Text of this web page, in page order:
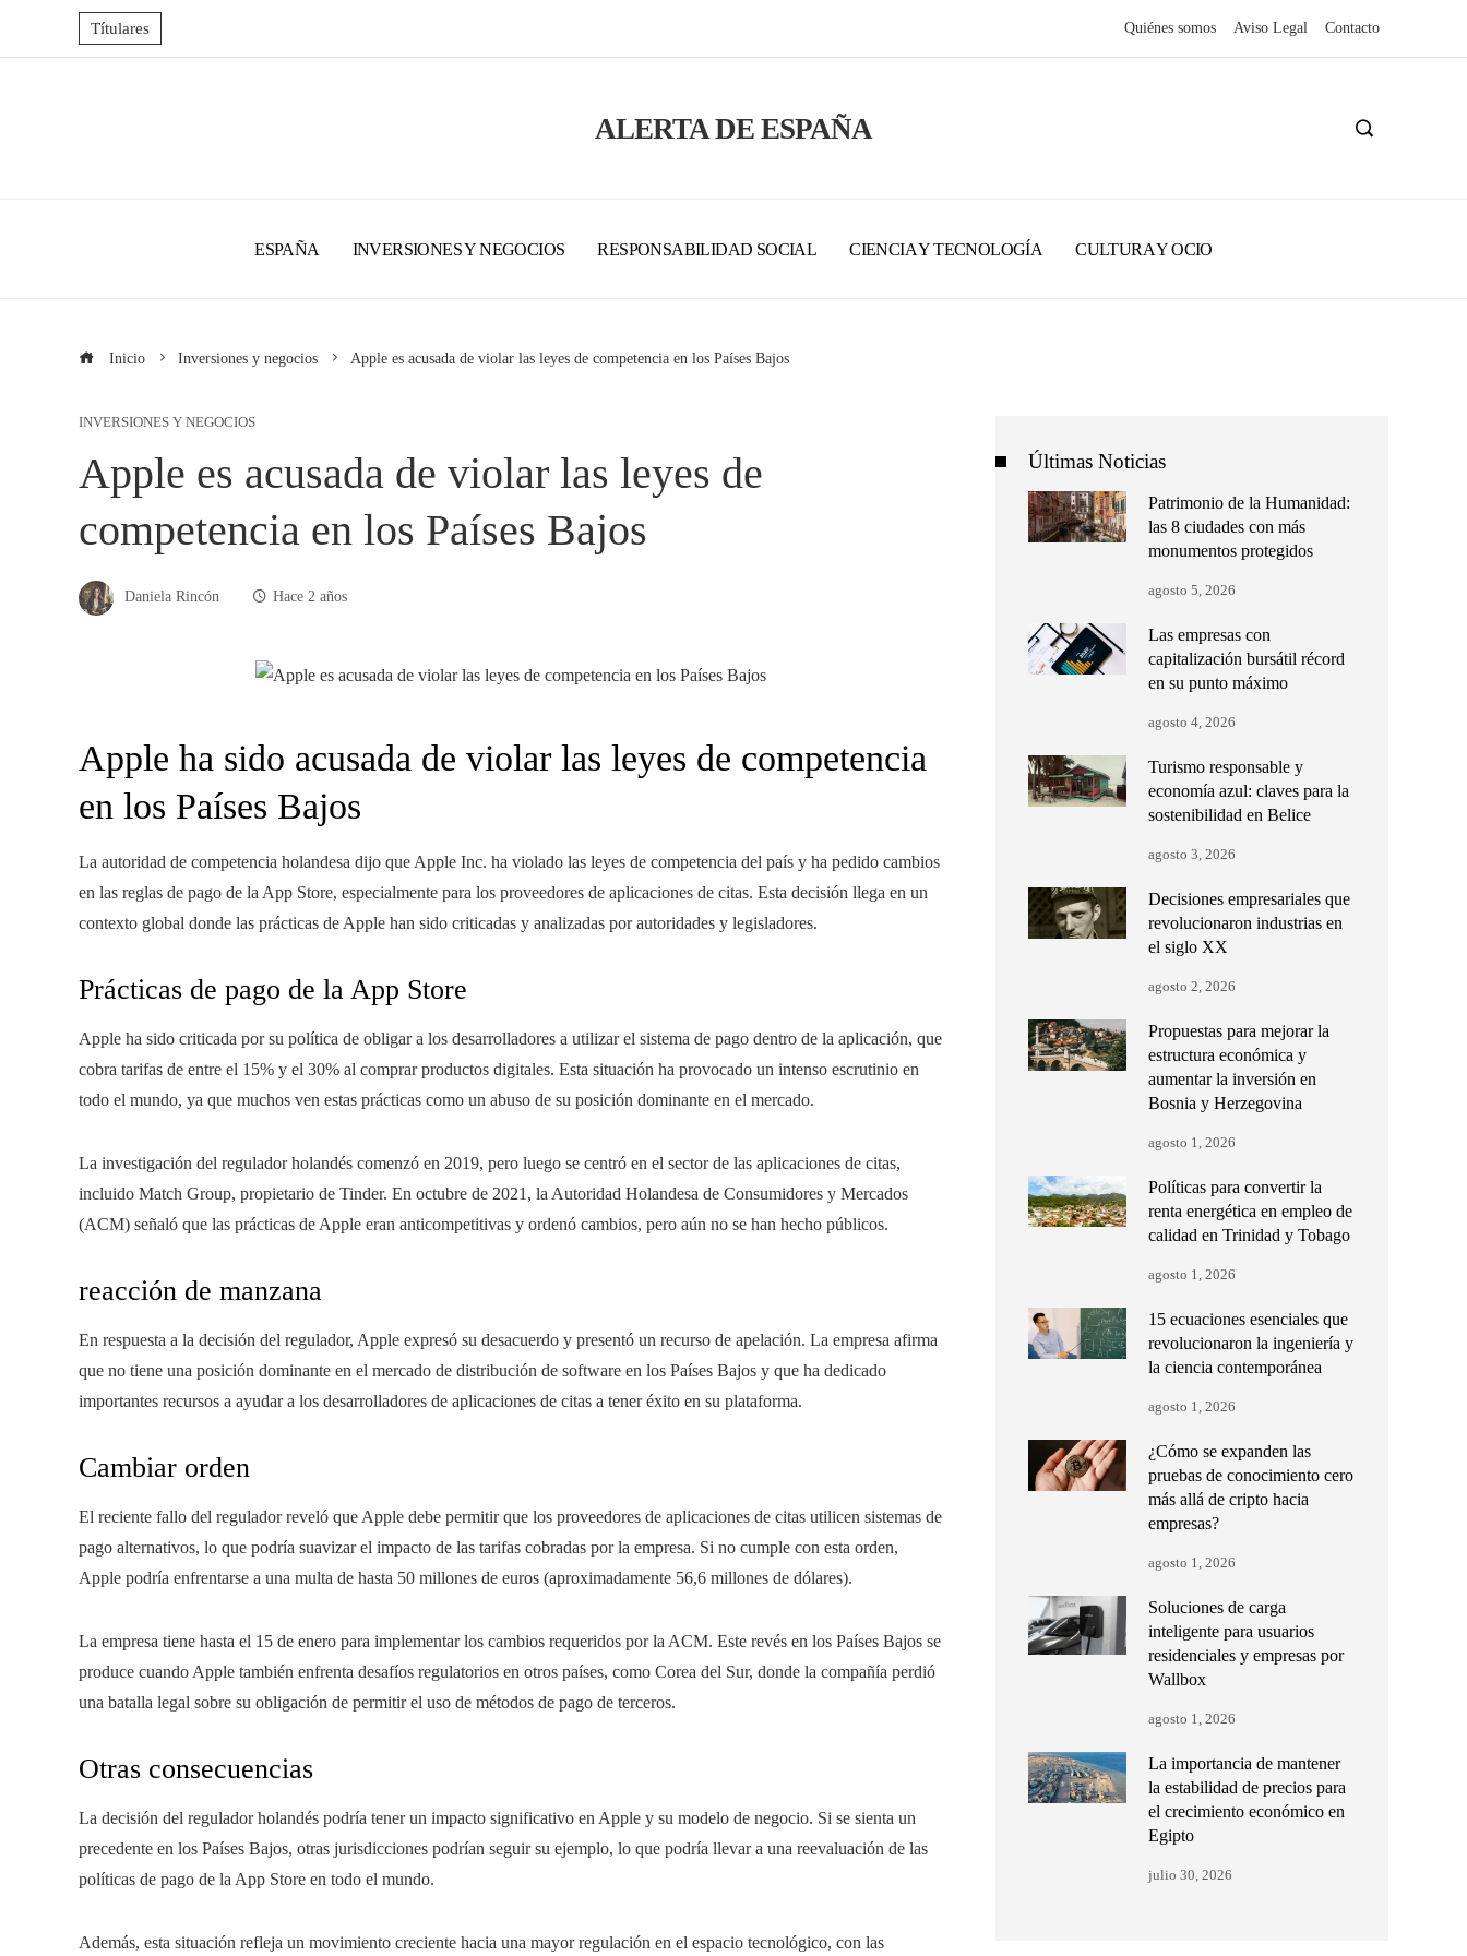
Títulares Quiénes somos Aviso Legal Contacto
ALERTA DE ESPAÑA
ESPAÑA INVERSIONES Y NEGOCIOS RESPONSABILIDAD SOCIAL CIENCIA Y TECNOLOGÍA CULTURA Y OCIO
Inicio Inversiones y negocios Apple es acusada de violar las leyes de competencia en los Países Bajos
INVERSIONES Y NEGOCIOS
Apple es acusada de violar las leyes de
competencia en los Países Bajos
Daniela Rincón Hace 2 años
Apple ha sido acusada de violar las leyes de competencia
en los Países Bajos
La autoridad de competencia holandesa dijo que Apple Inc. ha violado las leyes de competencia del país y ha pedido cambios
en las reglas de pago de la App Store, especialmente para los proveedores de aplicaciones de citas. Esta decisión llega en un
contexto global donde las prácticas de Apple han sido criticadas y analizadas por autoridades y legisladores.
Prácticas de pago de la App Store
Apple ha sido criticada por su política de obligar a los desarrolladores a utilizar el sistema de pago dentro de la aplicación, que
cobra tarifas de entre el 15% y el 30% al comprar productos digitales. Esta situación ha provocado un intenso escrutinio en
todo el mundo, ya que muchos ven estas prácticas como un abuso de su posición dominante en el mercado.
La investigación del regulador holandés comenzó en 2019, pero luego se centró en el sector de las aplicaciones de citas,
incluido Match Group, propietario de Tinder. En octubre de 2021, la Autoridad Holandesa de Consumidores y Mercados
(ACM) señaló que las prácticas de Apple eran anticompetitivas y ordenó cambios, pero aún no se han hecho públicos.
reacción de manzana
En respuesta a la decisión del regulador, Apple expresó su desacuerdo y presentó un recurso de apelación. La empresa afirma
que no tiene una posición dominante en el mercado de distribución de software en los Países Bajos y que ha dedicado
importantes recursos a ayudar a los desarrolladores de aplicaciones de citas a tener éxito en su plataforma.
Cambiar orden
El reciente fallo del regulador reveló que Apple debe permitir que los proveedores de aplicaciones de citas utilicen sistemas de
pago alternativos, lo que podría suavizar el impacto de las tarifas cobradas por la empresa. Si no cumple con esta orden,
Apple podría enfrentarse a una multa de hasta 50 millones de euros (aproximadamente 56,6 millones de dólares).
La empresa tiene hasta el 15 de enero para implementar los cambios requeridos por la ACM. Este revés en los Países Bajos se
produce cuando Apple también enfrenta desafíos regulatorios en otros países, como Corea del Sur, donde la compañía perdió
una batalla legal sobre su obligación de permitir el uso de métodos de pago de terceros.
Otras consecuencias
La decisión del regulador holandés podría tener un impacto significativo en Apple y su modelo de negocio. Si se sienta un
precedente en los Países Bajos, otras jurisdicciones podrían seguir su ejemplo, lo que podría llevar a una reevaluación de las
políticas de pago de la App Store en todo el mundo.
Además, esta situación refleja un movimiento creciente hacia una mayor regulación en el espacio tecnológico, con las
Últimas Noticias
Patrimonio de la Humanidad:
las 8 ciudades con más
monumentos protegidos
agosto 5, 2026
Las empresas con
capitalización bursátil récord
en su punto máximo
agosto 4, 2026
Turismo responsable y
economía azul: claves para la
sostenibilidad en Belice
agosto 3, 2026
Decisiones empresariales que
revolucionaron industrias en
el siglo XX
agosto 2, 2026
Propuestas para mejorar la
estructura económica y
aumentar la inversión en
Bosnia y Herzegovina
agosto 1, 2026
Políticas para convertir la
renta energética en empleo de
calidad en Trinidad y Tobago
agosto 1, 2026
15 ecuaciones esenciales que
revolucionaron la ingeniería y
la ciencia contemporánea
agosto 1, 2026
¿Cómo se expanden las
pruebas de conocimiento cero
más allá de cripto hacia
empresas?
agosto 1, 2026
Soluciones de carga
inteligente para usuarios
residenciales y empresas por
Wallbox
agosto 1, 2026
La importancia de mantener
la estabilidad de precios para
el crecimiento económico en
Egipto
julio 30, 2026